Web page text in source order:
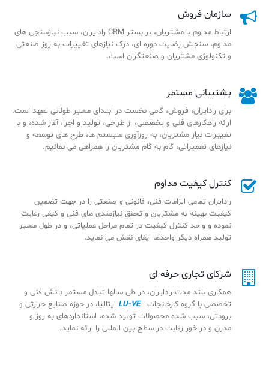
سازمان فروش
ارتباط مداوم با مشتریان، بر بستر CRM رادایران، سبب نیازسنجی های
مداوم، سنجش رضایت دوره ای، درک نیازهای تغییرات به روز صنعتی
و تکنولوژی مشتریان و صنعتگران است.
پشتیبانی مستمر
برای رادایران، فروش، گامی نخست در ابتدای مسیر طولانی تعهد است.
ارائه راهکارهای فنی و تخصصی، از طراحی، تولید و اجرا، آغاز شده، و با
تغییرات نیاز مشتریان، به روزآوری سیستم ها، طرح های توسعه و
نیازهای تعمیراتی، گام به گام مشتریان را همراهی می نمائیم.
کنترل کیفیت مداوم
رادایران تمامی الزامات فنی، قانونی و صنعتی را در جهت تضمین
کیفیت بهینه به مشتریان و تحقق نیازمندی های فنی و کیفی رعایت
نموده و واحد کنترل کیفیت در تمام مراحل عملیاتی، و در طول مسیر
تولید همراه دیگر واحدها ایفای نقش می نماید.
شرکای تجاری حرفه ای
همکاری بلند مدت رادایران، در طی سالها تبادل مستمر دانش فنی و
تخصصی با گروه کارخانجات
LU-VE ایتالیا، در حوزه صنایع حرارتی و
برودتی، سبب شده محصولات تولید شده، استانداردهای به روز و
مدرن و در خور رقابت در سطح بین المللی را ارائه نماید.